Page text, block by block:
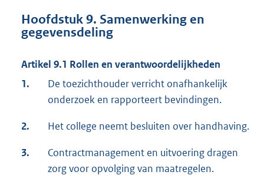
Hoofdstuk 9. Samenwerking en
gegevensdeling
Artikel 9.1 Rollen en verantwoordelijkheden
1.
De toezichthouder verricht onafhankelijk
onderzoek en rapporteert bevindingen.
2. Het college neemt besluiten over handhaving.
3.
Contractmanagement en uitvoering dragen
zorg voor opvolging van maatregelen.